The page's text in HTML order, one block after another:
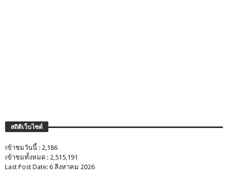
สถิติเว็บไซต์
เข้าชมวันนี้ : 2,186
เข้าชมทั้งหมด : 2,515,191
Last Post Date: 6 สิงหาคม 2026